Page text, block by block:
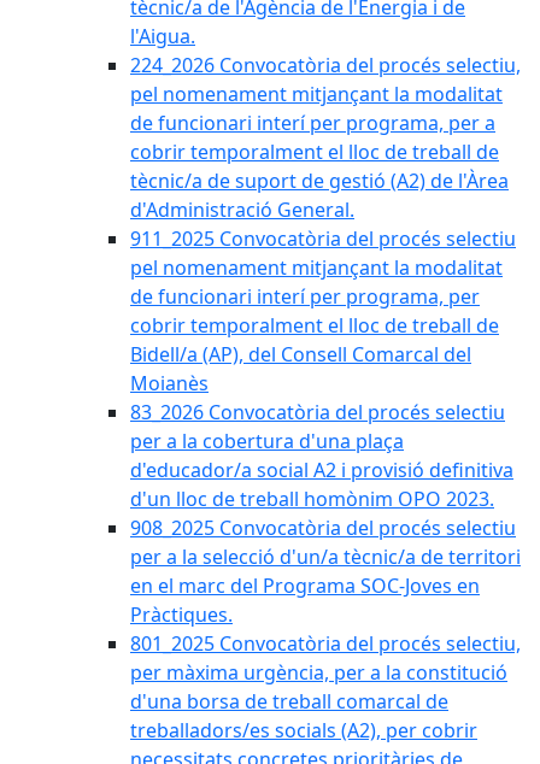
tècnic/a de l'Agència de l'Energia i de
l'Aigua.
224_2026 Convocatòria del procés selectiu,
pel nomenament mitjançant la modalitat
de funcionari interí per programa, per a
cobrir temporalment el lloc de treball de
tècnic/a de suport de gestió (A2) de l'Àrea
d'Administració General.
911_2025 Convocatòria del procés selectiu
pel nomenament mitjançant la modalitat
de funcionari interí per programa, per
cobrir temporalment el lloc de treball de
Bidell/a (AP), del Consell Comarcal del
Moianès
83_2026 Convocatòria del procés selectiu
per a la cobertura d'una plaça
d'educador/a social A2 i provisió definitiva
d'un lloc de treball homònim OPO 2023.
908_2025 Convocatòria del procés selectiu
per a la selecció d'un/a tècnic/a de territori
en el marc del Programa SOC-Joves en
Pràctiques.
801_2025 Convocatòria del procés selectiu,
per màxima urgència, per a la constitució
d'una borsa de treball comarcal de
treballadors/es socials (A2), per cobrir